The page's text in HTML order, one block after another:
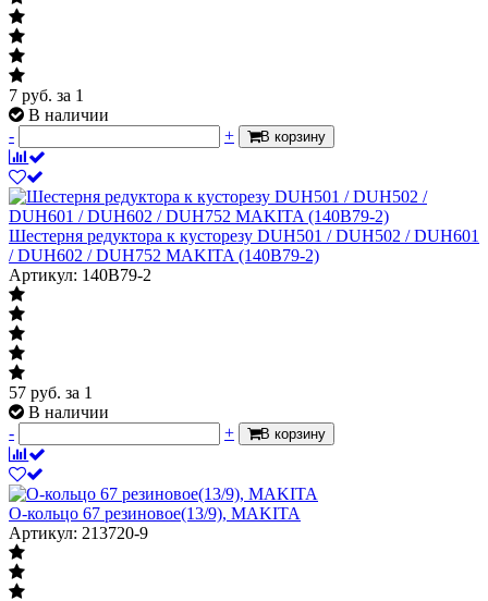
7 руб. за 1
В наличии
-
+ В корзину
Шестерня редуктора к кусторезу DUH501 / DUH502 / DUH601
/ DUH602 / DUH752 MAKITA (140B79-2)
Артикул: 140B79-2
57 руб. за 1
В наличии
-
+ В корзину
О-кольцо 67 резиновое(13/9), MAKITA
Артикул: 213720-9